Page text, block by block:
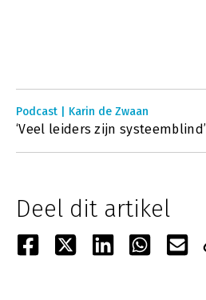
Podcast | Karin de Zwaan
‘Veel leiders zijn systeemblind’
Deel dit artikel